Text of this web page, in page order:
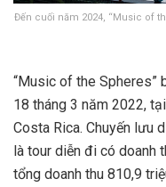
Đến cuối năm 2024, “Music of
“Music of the Spheres”
18 tháng 3 năm 2022,
Costa Rica. Chuyến lưu
là tour diễn đi có doanh
tổng doanh thu 810,9